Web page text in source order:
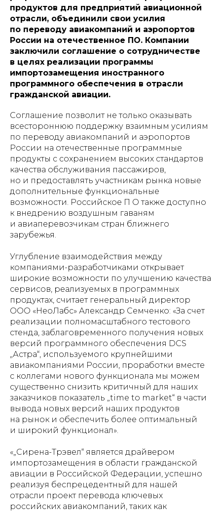
продуктов для предприятий авиационной
отрасли, объединили свои усилия
по переводу авиакомпаний и аэропортов
России на отечественное ПО. Компании
заключили соглашение о сотрудничестве
в целях реализации программы
импортозамещения иностранного
программного обеспечения в отрасли
гражданской авиации.
Соглашение позволит не только оказывать
всестороннюю поддержку взаимным усилиям
по переводу авиакомпаний и аэропортов
России на отечественные программные
продукты с сохранением высоких стандартов
качества обслуживания пассажиров,
но и предоставлять участникам рынка новые
дополнительные функциональные
возможности. Российское П О также доступно
к внедрению воздушным гаваням
и авиаперевозчикам стран ближнего
зарубежья.
Углубление взаимодействия между
компаниями-разработчиками открывает
широкие возможности по улучшению качества
сервисов, реализуемых в программных
продуктах, считает генеральный директор
ООО «НеоЛабс» Александр Семченко: «За счет
реализации полномасштабного тестового
стенда, заблаговременного получения новых
версий программного обеспечения DCS
„Астра“, используемого крупнейшими
авиакомпаниями России, проработки вместе
с коллегами нового функционала мы можем
существенно снизить критичный для наших
заказчиков показатель „time to market“ в части
вывода новых версий наших продуктов
на рынок и обеспечить более оптимальный
и широкий функционал».
«„Сирена-Трэвел“ является драйвером
импортозамещения в области гражданской
авиации в Российской Федерации, успешно
реализуя беспрецедентный для нашей
отрасли проект перевода ключевых
российских авиакомпаний, таких как